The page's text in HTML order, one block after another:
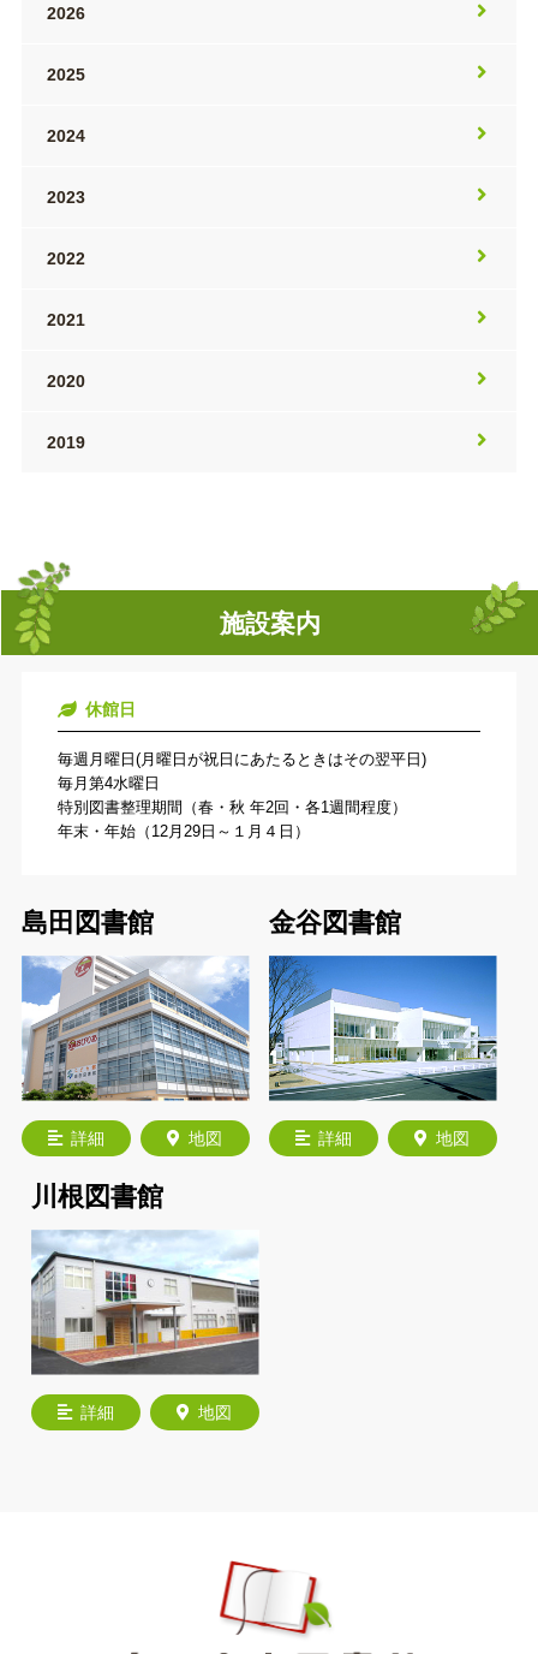
2026
2025
2024
2023
2022
2021
2020
2019
施設案内
休館日
毎週月曜日(月曜日が祝日にあたるときはその翌平日)
毎月第4水曜日
特別図書整理期間（春・秋 年2回・各1週間程度）
年末・年始（12月29日～１月４日）
詳細 地図
島田図書館
詳細 地図
金谷図書館
詳細 地図
川根図書館